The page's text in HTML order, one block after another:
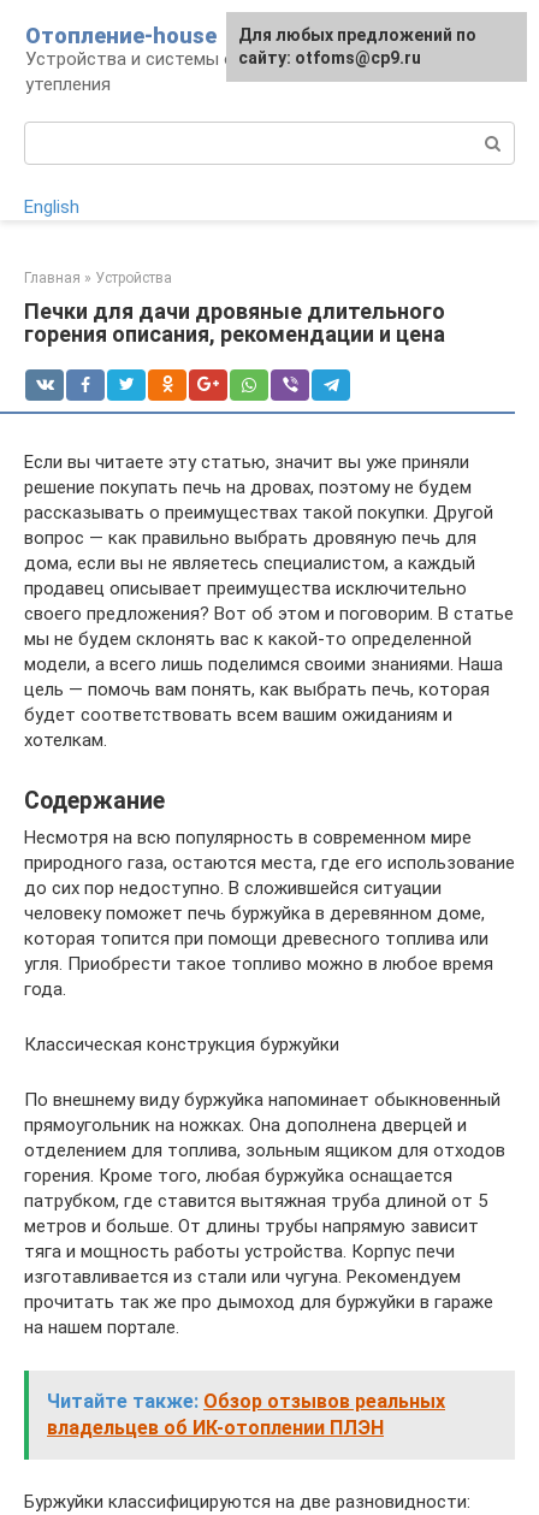
контенту
Отопление-house
Устройства и системы отопления, способы
утепления
English
Главная » Устройства
Печки для дачи дровяные длительного
горения описания, рекомендации и цена
Если вы читаете эту статью, значит вы уже приняли
решение покупать печь на дровах, поэтому не будем
рассказывать о преимуществах такой покупки. Другой
вопрос — как правильно выбрать дровяную печь для
дома, если вы не являетесь специалистом, а каждый
продавец описывает преимущества исключительно
своего предложения? Вот об этом и поговорим. В статье
мы не будем склонять вас к какой-то определенной
модели, а всего лишь поделимся своими знаниями. Наша
цель — помочь вам понять, как выбрать печь, которая
будет соответствовать всем вашим ожиданиям и
хотелкам.
Содержание
Несмотря на всю популярность в современном мире
природного газа, остаются места, где его использование
до сих пор недоступно. В сложившейся ситуации
человеку поможет печь буржуйка в деревянном доме,
которая топится при помощи древесного топлива или
угля. Приобрести такое топливо можно в любое время
года.
Классическая конструкция буржуйки
По внешнему виду буржуйка напоминает обыкновенный
прямоугольник на ножках. Она дополнена дверцей и
отделением для топлива, зольным ящиком для отходов
горения. Кроме того, любая буржуйка оснащается
патрубком, где ставится вытяжная труба длиной от 5
метров и больше. От длины трубы напрямую зависит
тяга и мощность работы устройства. Корпус печи
изготавливается из стали или чугуна. Рекомендуем
прочитать так же про дымоход для буржуйки в гараже
на нашем портале.
Читайте также: Обзор отзывов реальных
владельцев об ИК-отоплении ПЛЭН
Буржуйки классифицируются на две разновидности:
Для любых предложений по
сайту: otfoms@cp9.ru